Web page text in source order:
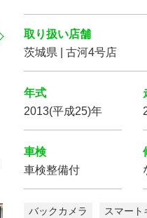
next
取り扱い店舗
茨城県 | 古河4号店
年式
2013(平成25)年
車検
車検整備付
バックカメラ スマート